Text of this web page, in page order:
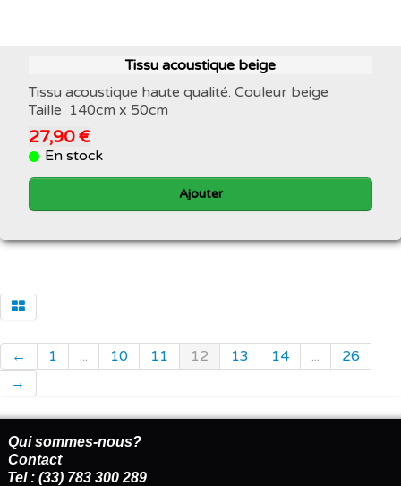
Tissu acoustique beige
Tissu acoustique haute qualité. Couleur beige
Taille 140cm x 50cm
27,90 €
En stock
Ajouter
← 1 ... 10 11 12 13 14 ...
26
→
Qui sommes-nous?
Contact
Tel : (33) 783 300 289